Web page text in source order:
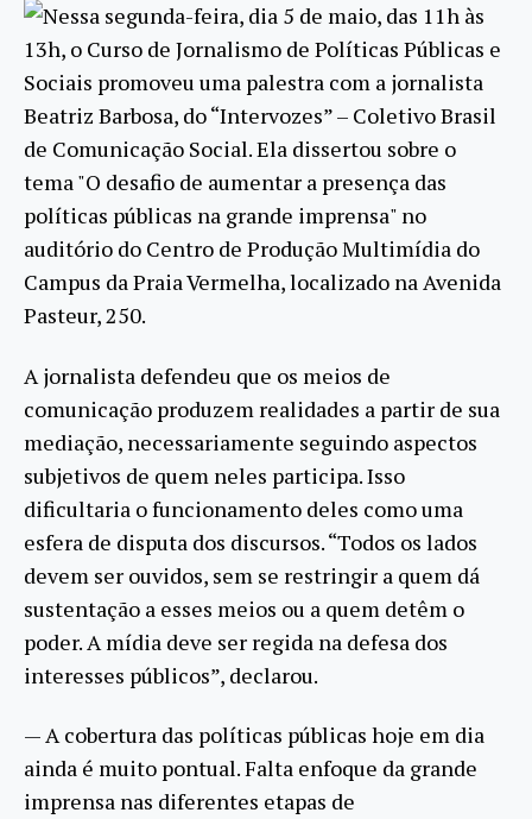
Nessa segunda-feira, dia 5 de maio, das 11h às
13h, o Curso de Jornalismo de Políticas Públicas e
Sociais promoveu uma palestra com a jornalista
Beatriz Barbosa, do “Intervozes” – Coletivo Brasil
de Comunicação Social. Ela dissertou sobre o
tema "O desafio de aumentar a presença das
políticas públicas na grande imprensa" no
auditório do Centro de Produção Multimídia do
Campus da Praia Vermelha, localizado na Avenida
Pasteur, 250.
A jornalista defendeu que os meios de
comunicação produzem realidades a partir de sua
mediação, necessariamente seguindo aspectos
subjetivos de quem neles participa. Isso
dificultaria o funcionamento deles como uma
esfera de disputa dos discursos. “Todos os lados
devem ser ouvidos, sem se restringir a quem dá
sustentação a esses meios ou a quem detêm o
poder. A mídia deve ser regida na defesa dos
interesses públicos”, declarou.
— A cobertura das políticas públicas hoje em dia
ainda é muito pontual. Falta enfoque da grande
imprensa nas diferentes etapas de